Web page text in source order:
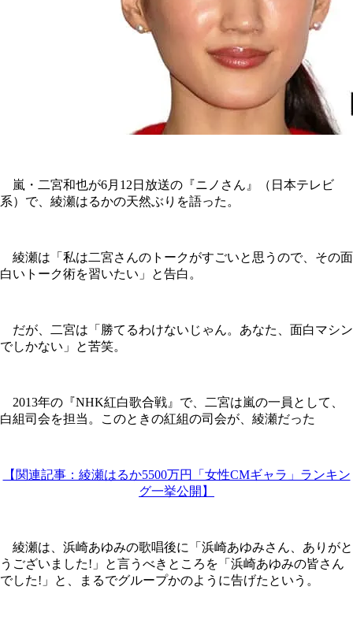
嵐・二宮和也が6月12日放送の『ニノさん』（日本テレビ
系）で、綾瀬はるかの天然ぶりを語った。
綾瀬は「私は二宮さんのトークがすごいと思うので、その面
白いトーク術を習いたい」と告白。
だが、二宮は「勝てるわけないじゃん。あなた、面白マシン
でしかない」と苦笑。
2013年の『NHK紅白歌合戦』で、二宮は嵐の一員として、
白組司会を担当。このときの紅組の司会が、綾瀬だった
【関連記事：綾瀬はるか5500万円「女性CMギャラ」ランキン
グ一挙公開】
綾瀬は、浜崎あゆみの歌唱後に「浜崎あゆみさん、ありがと
うございました!」と言うべきところを「浜崎あゆみの皆さん
でした!」と、まるでグループかのように告げたという。